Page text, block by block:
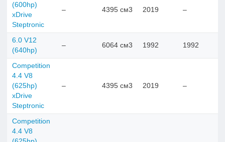
(600hp)
xDrive
Steptronic
– 4395 см3 2019 –
6.0 V12
(640hp)
– 6064 см3 1992 1992
Competition
4.4 V8
(625hp)
xDrive
Steptronic
– 4395 см3 2019 –
Competition
4.4 V8